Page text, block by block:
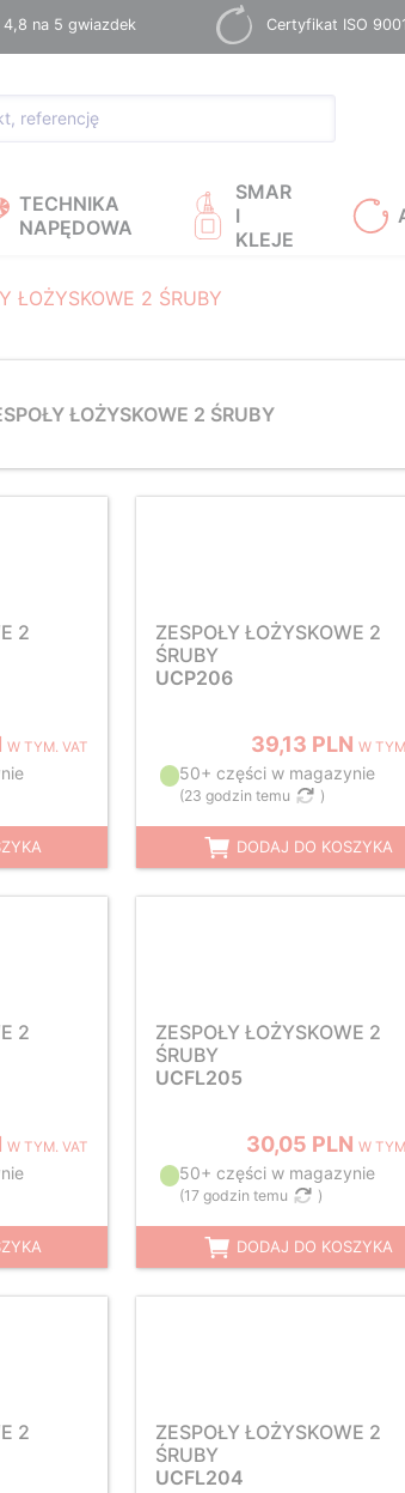
4,8 na 5 gwiazdek Certyfikat ISO 9001
TECHNIKA
NAPĘDOWA
SMAR
I
KLEJE
ŁOŻYSKOWE 2 ŚRUBY
ŁOŻYSKOWE 2 ŚRUBY
2
W TYM. VAT
ZESPOŁY ŁOŻYSKOWE 2
ŚRUBY
UCP206
39,13 PLN W
50+ części w magazynie
(23 godzin temu )
DODAJ DO KOSZYKA
2
W TYM. VAT
ZESPOŁY ŁOŻYSKOWE 2
ŚRUBY
UCFL205
30,05 PLN W
50+ części w magazynie
(17 godzin temu )
DODAJ DO KOSZYKA
2
ZESPOŁY ŁOŻYSKOWE 2
ŚRUBY
UCFL204